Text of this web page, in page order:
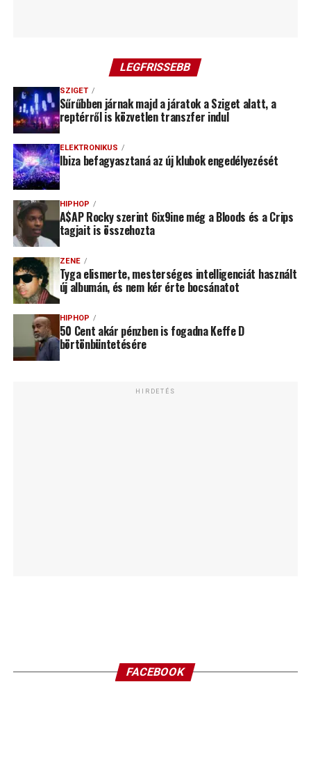
LEGFRISSEBB
SZIGET
Sűrűbben járnak majd a járatok a Sziget alatt, a
reptérről is közvetlen transzfer indul
ELEKTRONIKUS
Ibiza befagyasztaná az új klubok engedélyezését
HIPHOP
A$AP Rocky szerint 6ix9ine még a Bloods és a Crips
tagjait is összehozta
ZENE
Tyga elismerte, mesterséges intelligenciát használt
új albumán, és nem kér érte bocsánatot
HIPHOP
50 Cent akár pénzben is fogadna Keffe D
börtönbüntetésére
HIRDETÉS
FACEBOOK